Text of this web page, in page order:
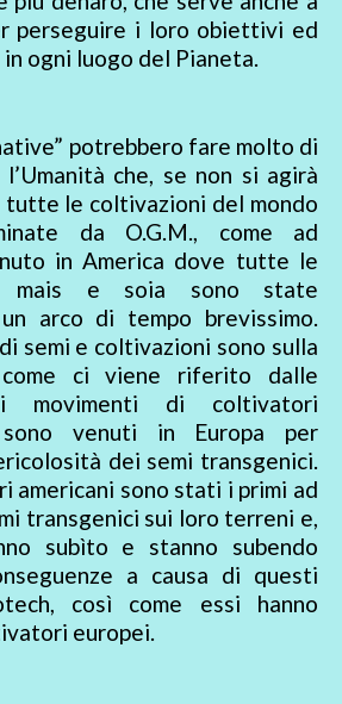
perseguire i loro obiettivi ed
ogni luogo del Pianeta.
potrebbero fare molto di
che, se non si agirà
tutte le coltivazioni del mondo
da O.G.M., come ad
in America dove tutte le
mais e soia sono state
arco di tempo brevissimo.
semi e coltivazioni sono sulla
ci viene riferito dalle
movimenti di coltivatori
sono venuti in Europa per
dei semi transgenici.
americani sono stati i primi ad
transgenici sui loro terreni e,
subìto e stanno subendo
a causa di questi
così come essi hanno
europei.